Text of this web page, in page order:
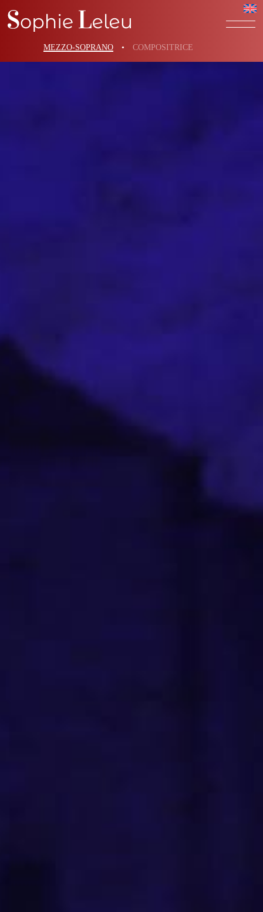
MEZZO-SOPRANO • COMPOSITRICE